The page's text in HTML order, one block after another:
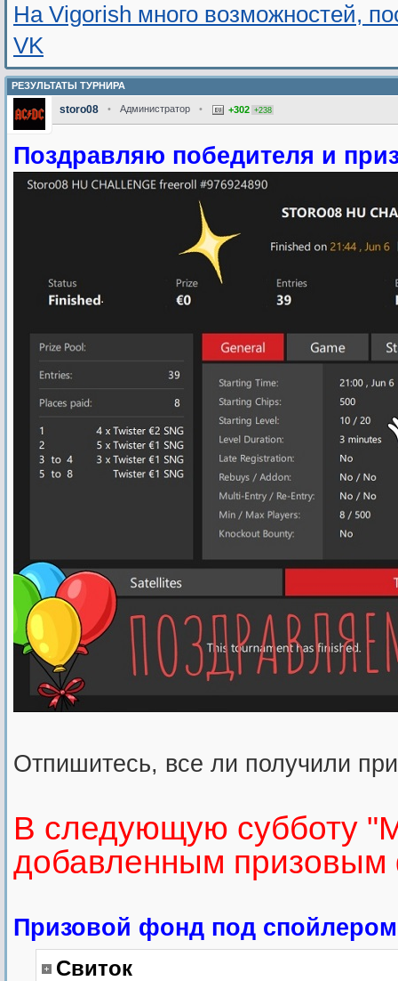
На Vigorish много возможностей,
VK
РЕЗУЛЬТАТЫ ТУРНИРА
storo08 • Администратор • +302 +238
Поздравляю победителя и
Отпишитесь, все ли получили
В следующую субботу
добавленным
Призовой фонд под
Свиток